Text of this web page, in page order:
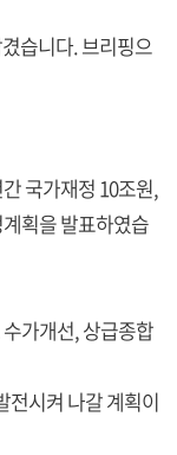
습니다. 브리핑으
국가재정 10조원,
획을 발표하였습
가개선, 상급종합
전시켜 나갈 계획이